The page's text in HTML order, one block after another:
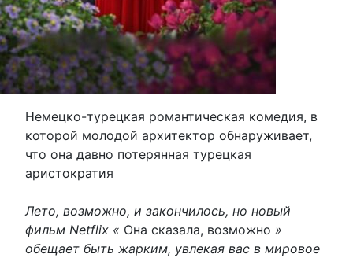
Немецко-турецкая романтическая комедия, в
которой молодой архитектор обнаруживает,
что она давно потерянная турецкая
аристократия
Лето, возможно, и закончилось, но новый
фильм Netflix « Она сказала, возможно »
обещает быть жарким, увлекая вас в мировое